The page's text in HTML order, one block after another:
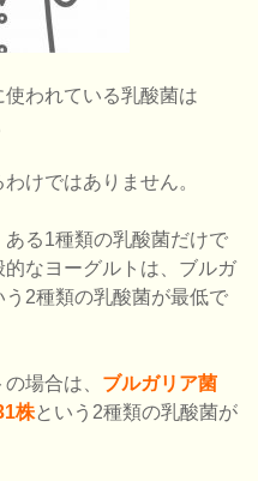
われている乳酸菌は
けではありません。
る1種類の乳酸菌だけで
なヨーグルトは、ブルガ
2種類の乳酸菌が最低で
場合は、 ブルガリア菌
株という2種類の乳酸菌が